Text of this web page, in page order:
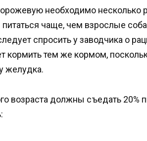
необходимо несколько
чаще, чем взрослые
спросить у заводчика о
кормить тем же кормом,
желудка.
возраста должны съедать 20%